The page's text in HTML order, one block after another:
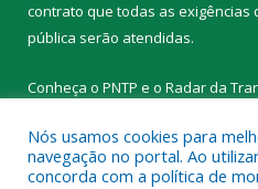
contrato que todas as exigências
pública serão atendidas.
Conheça o PNTP e o Radar da
Nós usamos cookies para
navegação no portal. Ao
concorda com a política de